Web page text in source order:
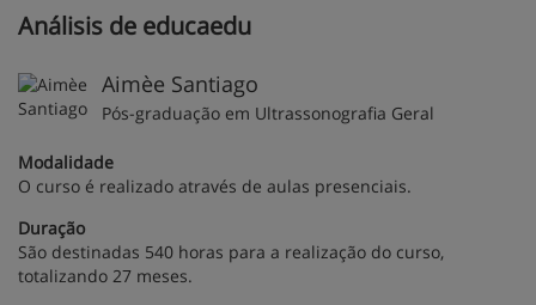
Análisis de educaedu
Aimèe Santiago
Pós-graduação em Ultrassonografia Geral
Modalidade
O curso é realizado através de aulas presenciais.
Duração
São destinadas 540 horas para a realização do curso,
totalizando 27 meses.